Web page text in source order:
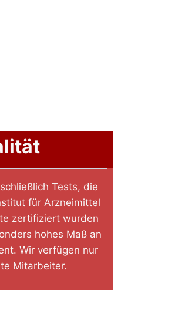
Tests, die
für Arzneimittel
zertifiziert wurden
hohes Maß an
Wir verfügen nur
Mitarbeiter.